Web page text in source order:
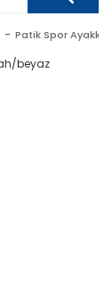
Patik Spor